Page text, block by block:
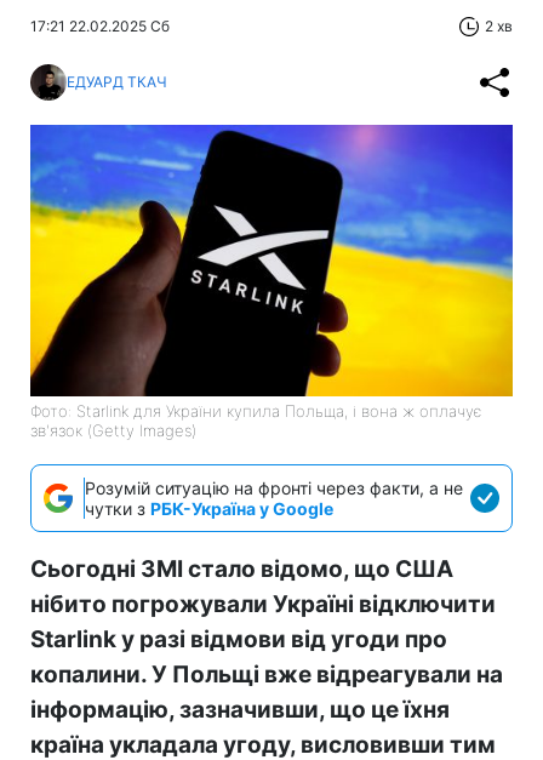
17:21 22.02.2025 Сб 2 хв
ЕДУАРД ТКАЧ
Фото: Starlink для України купила Польща, і вона ж оплачує
зв'язок (Getty Images)
Розумій ситуацію на фронті через факти, а не
чутки з РБК-Україна у Google
Сьогодні ЗМІ стало відомо, що США
нібито погрожували Україні відключити
Starlink у разі відмови від угоди про
копалини. У Польщі вже відреагували на
інформацію, зазначивши, що це їхня
країна укладала угоду, висловивши тим